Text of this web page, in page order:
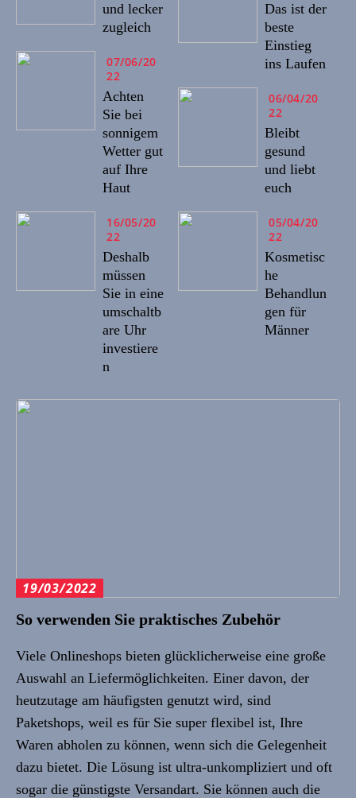
und lecker
zugleich
07/06/20
22
Achten
Sie bei
sonnigem
Wetter gut
auf Ihre
Haut
16/05/20
22
Deshalb
müssen
Sie in eine
umschaltb
are Uhr
investiere
n
Das ist der
beste
Einstieg
ins Laufen
06/04/20
22
Bleibt
gesund
und liebt
euch
05/04/20
22
Kosmetisc
he
Behandlun
gen für
Männer
19/03/2022
So verwenden Sie praktisches Zubehör
Viele Onlineshops bieten glücklicherweise eine große
Auswahl an Liefermöglichkeiten. Einer davon, der
heutzutage am häufigsten genutzt wird, sind
Paketshops, weil es für Sie super flexibel ist, Ihre
Waren abholen zu können, wenn sich die Gelegenheit
dazu bietet. Die Lösung ist ultra-unkompliziert und oft
sogar die günstigste Versandart. Sie können auch die